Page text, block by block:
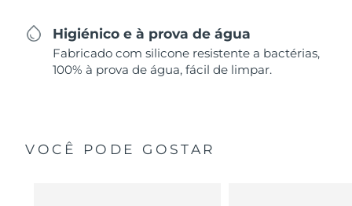
Higiénico e à prova de água
Fabricado com silicone resistente a bactérias,
100% à prova de água, fácil de limpar.
VOCÊ PODE GOSTAR